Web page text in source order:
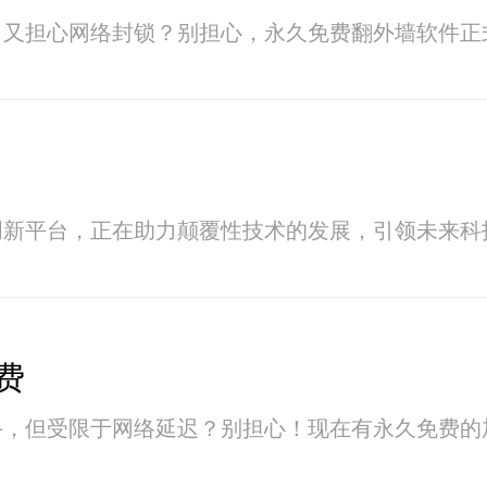
担心网络封锁？别担心，永久免费翻外墙软件
平台，正在助力颠覆性技术的发展，引领未来
但受限于网络延迟？别担心！现在有永久免费